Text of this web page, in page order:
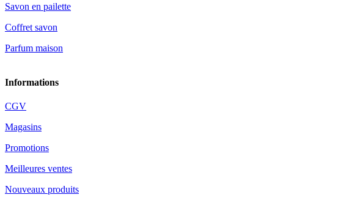
Savon en pailette
Coffret savon
Parfum maison
Informations
CGV
Magasins
Promotions
Meilleures ventes
Nouveaux produits